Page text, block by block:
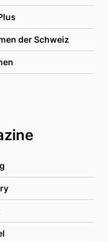
der Schweiz